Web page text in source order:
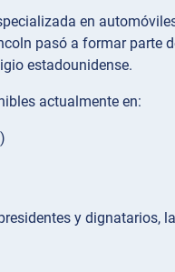
en
pasó a formar parte
estadounidense.
actualmente en:
y dignatarios,